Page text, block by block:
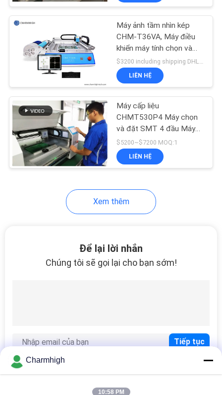
CHÍNH
SÁCH
BẢO
SM
Dây chuyền lắp ráp
PCB
Phụ kiện SMT
Máy ảnh tầm nhìn kép
CHM-T36VA, Máy điều
khiển máy tính chọn và
đặt SMT Chmt36va
$3200 including shipping DHL MOQ:1
LIÊN HỆ
Máy cấp liệu
CHMT530P4 Máy chọn
và đặt SMT 4 đầu Máy
cấp liệu Yamaha
$5200~$7200 MOQ:1
LIÊN HỆ
Xem thêm
Để lại lời nhắn
Chúng tôi sẽ gọi lại cho bạn sớm!
Charmhigh
10:58 PM